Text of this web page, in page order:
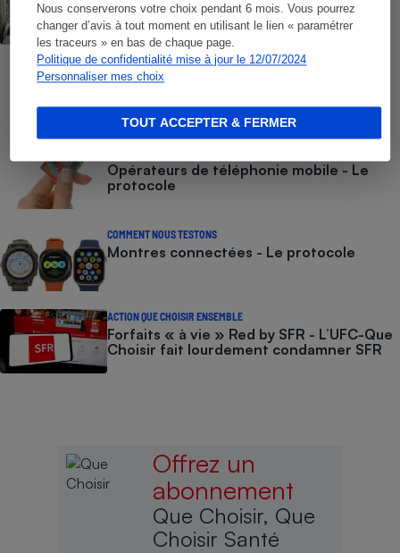
Nous conserverons votre choix pendant 6 mois. Vous pourrez
changer d’avis à tout moment en utilisant le lien « paramétrer
les traceurs » en bas de chaque page.
Politique de confidentialité mise à jour le 12/07/2024
Personnaliser mes choix
TOUT ACCEPTER & FERMER
Numéros de services clients gratuits - La
liste des numéros non surtaxés
COMMENT NOUS TESTONS
Smartphones - Le protocole
Opérateurs de téléphonie mobile - Le
protocole
COMMENT NOUS TESTONS
Montres connectées - Le protocole
ACTION QUE CHOISIR ENSEMBLE
Forfaits « à vie » Red by SFR - L’UFC-Que
Choisir fait lourdement condamner SFR
Offrez un
abonnement
Que Choisir, Que
Choisir Santé